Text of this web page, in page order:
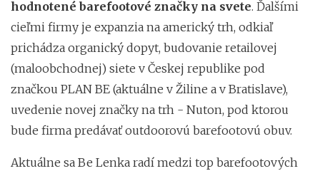
hodnotené barefootové značky na svete. Ďalšími
cieľmi firmy je expanzia na americký trh, odkiaľ
prichádza organický dopyt, budovanie retailovej
(maloobchodnej) siete v Českej republike pod
značkou PLAN BE (aktuálne v Žiline a v Bratislave),
uvedenie novej značky na trh - Nuton, pod ktorou
bude firma predávať outdoorovú barefootovú obuv.
Aktuálne sa Be Lenka radí medzi top barefootových